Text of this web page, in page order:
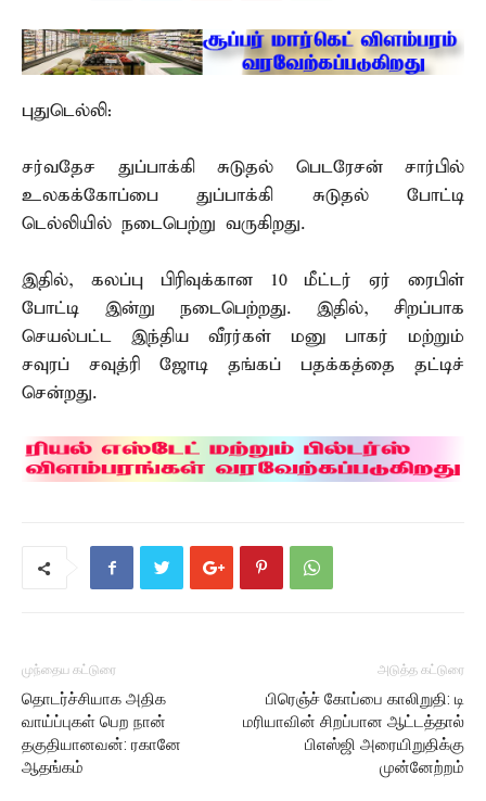
புதுடெல்லி:
சர்வதேச துப்பாக்கி சுடுதல் பெடரேசன் சார்பில்
உலகக்கோப்பை துப்பாக்கி சுடுதல் போட்டி
டெல்லியில் நடைபெற்று வருகிறது.
இதில், கலப்பு பிரிவுக்கான 10 மீட்டர் ஏர் ரைபிள்
போட்டி இன்று நடைபெற்றது. இதில், சிறப்பாக
செயல்பட்ட இந்திய வீரர்கள் மனு பாகர் மற்றும்
சவுரப் சவுத்ரி ஜோடி தங்கப் பதக்கத்தை தட்டிச்
சென்றது.
முந்தைய கட்டுரை
தொடர்ச்சியாக அதிக
வாய்ப்புகள் பெற நான்
தகுதியானவன்: ரகானே
ஆதங்கம்
அடுத்த கட்டுரை
பிரெஞ்ச் கோப்பை காலிறுதி: டி
மரியாவின் சிறப்பான ஆட்டத்தால்
பிஎஸ்ஜி அரையிறுதிக்கு
முன்னேற்றம்